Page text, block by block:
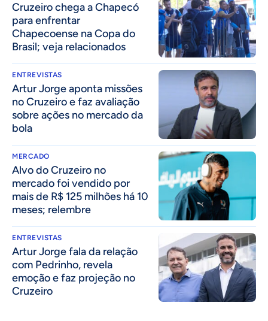
Cruzeiro chega a Chapecó
para enfrentar
Chapecoense na Copa do
Brasil; veja relacionados
ENTREVISTAS
Artur Jorge aponta missões
no Cruzeiro e faz avaliação
sobre ações no mercado da
bola
MERCADO
Alvo do Cruzeiro no
mercado foi vendido por
mais de R$ 125 milhões há 10
meses; relembre
ENTREVISTAS
Artur Jorge fala da relação
com Pedrinho, revela
emoção e faz projeção no
Cruzeiro